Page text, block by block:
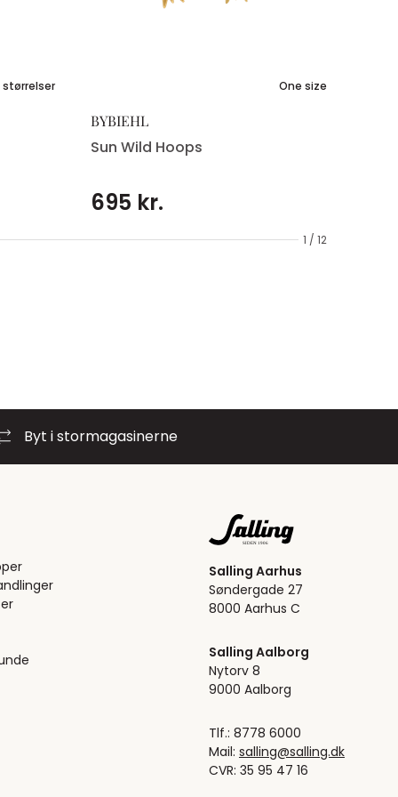
1 / 12
størrelser One size
BYBIEHL
Sun Wild Hoops
695 kr.
Byt i stormagasinerne
Salling Aarhus
Søndergade 27
8000 Aarhus C
Salling Aalborg
Nytorv 8
9000 Aalborg
Tlf.: 8778 6000
Mail: salling@salling.dk
CVR: 35 95 47 16